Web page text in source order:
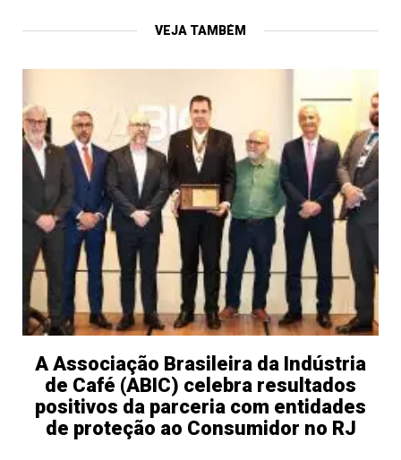
VEJA TAMBÉM
A Associação Brasileira da Indústria
de Café (ABIC) celebra resultados
positivos da parceria com entidades
de proteção ao Consumidor no RJ